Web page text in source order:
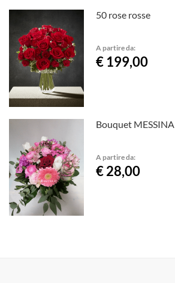
50 rose rosse
A partire da:
€ 199,00
Bouquet MESSINA
A partire da:
€ 28,00